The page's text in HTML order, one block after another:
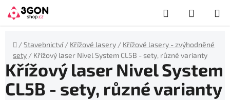
Přejít
na
obsah
Hledat
KOŠÍK
Domů
/Stavebnictví / Křížové lasery / Křížové lasery - zvýhodněné
sety / Křížový laser Nivel System CL5B - sety, různé varianty
Křížový laser Nivel System
CL5B - sety, různé varianty